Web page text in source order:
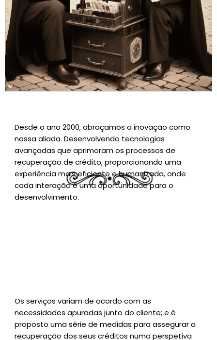
Desde o ano 2000, abraçamos a inovação como
nossa aliada. Desenvolvendo tecnologias
avançadas que aprimoram os processos de
recuperação de crédito, proporcionando uma
experiência mais eficiente e humanizada, onde
cada interação é uma oportunidade para o
desenvolvimento.
Os serviços variam de acordo com as
necessidades apuradas junto do cliente; e é
proposto uma série de medidas para assegurar a
recuperação dos seus créditos numa perspetiva